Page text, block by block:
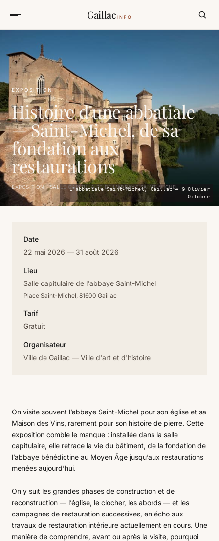
Gaillac INFO
L'abbatiale Saint-Michel, Gaillac — © Olivier
Octobre
EXPOSITION
Histoire d'une abbatiale
— Saint-Michel, de sa
fondation aux
restaurations
EXPOSITION · SALLE CAPITULAIRE DE L'ABBAYE SAINT-MICHEL
Date
22 mai 2026 — 31 août 2026
Lieu
Salle capitulaire de l'abbaye Saint-Michel
Place Saint-Michel, 81600 Gaillac
Tarif
Gratuit
Organisateur
Ville de Gaillac — Ville d'art et d'histoire
On visite souvent l’abbaye Saint-Michel pour son église et sa
Maison des Vins, rarement pour son histoire de pierre. Cette
exposition comble le manque : installée dans la salle
capitulaire, elle retrace la vie du bâtiment, de la fondation de
l’abbaye bénédictine au Moyen Âge jusqu’aux restaurations
menées aujourd’hui.
On y suit les grandes phases de construction et de
reconstruction — l’église, le clocher, les abords — et les
campagnes de restauration successives, en écho aux
travaux de restauration intérieure actuellement en cours. Une
manière de comprendre, avant ou après la visite, pourquoi